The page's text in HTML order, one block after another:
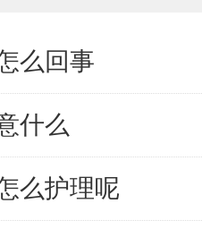
么回事
什么
么护理呢